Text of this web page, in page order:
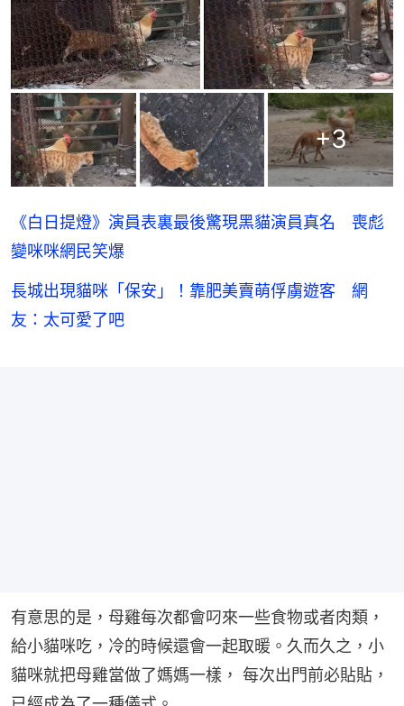
+3
《白日提燈》演員表裏最後驚現黑貓演員真名 喪彪
變咪咪網民笑爆
長城出現貓咪「保安」！靠肥美賣萌俘虜遊客 網
友：太可愛了吧
有意思的是，母雞每次都會叼來一些食物或者肉類，
給小貓咪吃，冷的時候還會一起取暖。久而久之，小
貓咪就把母雞當做了媽媽一樣， 每次出門前必貼貼，